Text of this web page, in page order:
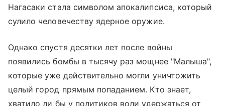
Нагасаки стала символом апокалипсиса, который
сулило человечеству ядерное оружие.
Однако спустя десятки лет после войны
появились бомбы в тысячу раз мощнее "Малыша",
которые уже действительно могли уничтожить
целый город прямым попаданием. Кто знает,
хватило ли бы у политиков воли удержаться от